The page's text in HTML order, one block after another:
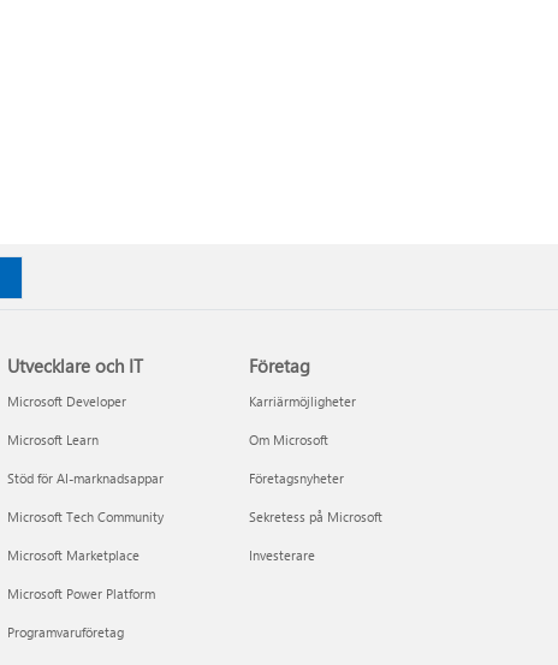
Utvecklare och IT
Microsoft Developer
Microsoft Learn
Stöd för AI-marknadsappar
Microsoft Tech Community
Microsoft Marketplace
Microsoft Power Platform
Programvaruföretag
Företag
Karriärmöjligheter
Om Microsoft
Företagsnyheter
Sekretess på Microsoft
Investerare